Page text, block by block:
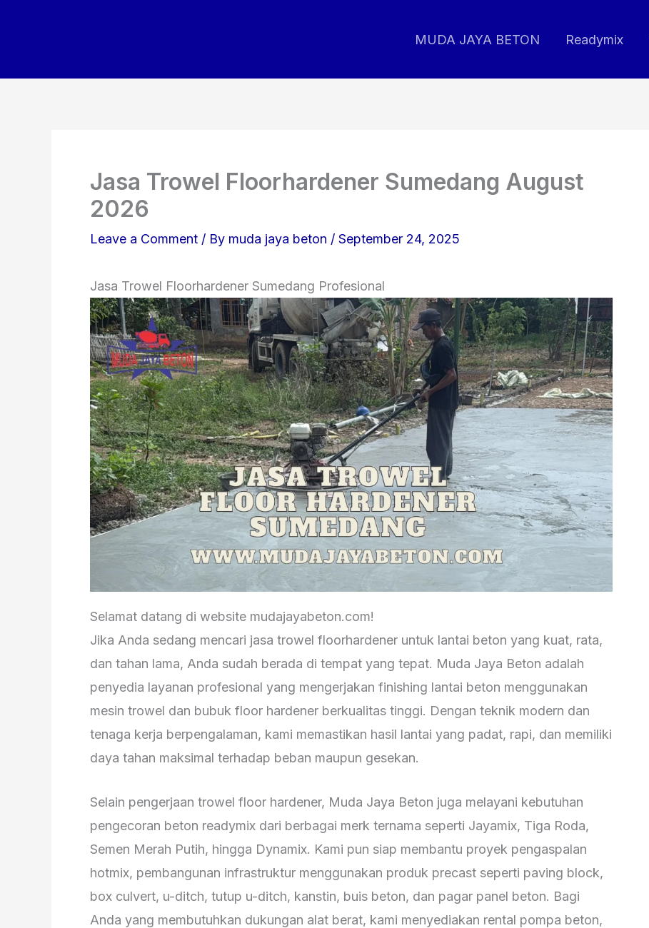
MUDA JAYA BETON Readymix
Jasa Trowel Floorhardener Sumedang August
2026
Leave a Comment / By muda jaya beton / September 24, 2025
Jasa Trowel Floorhardener Sumedang Profesional
Selamat datang di website mudajayabeton.com!
Jika Anda sedang mencari jasa trowel floorhardener untuk lantai beton yang kuat, rata,
dan tahan lama, Anda sudah berada di tempat yang tepat. Muda Jaya Beton adalah
penyedia layanan profesional yang mengerjakan finishing lantai beton menggunakan
mesin trowel dan bubuk floor hardener berkualitas tinggi. Dengan teknik modern dan
tenaga kerja berpengalaman, kami memastikan hasil lantai yang padat, rapi, dan memiliki
daya tahan maksimal terhadap beban maupun gesekan.
Selain pengerjaan trowel floor hardener, Muda Jaya Beton juga melayani kebutuhan
pengecoran beton readymix dari berbagai merk ternama seperti Jayamix, Tiga Roda,
Semen Merah Putih, hingga Dynamix. Kami pun siap membantu proyek pengaspalan
hotmix, pembangunan infrastruktur menggunakan produk precast seperti paving block,
box culvert, u-ditch, tutup u-ditch, kanstin, buis beton, dan pagar panel beton. Bagi
Anda yang membutuhkan dukungan alat berat, kami menyediakan rental pompa beton,